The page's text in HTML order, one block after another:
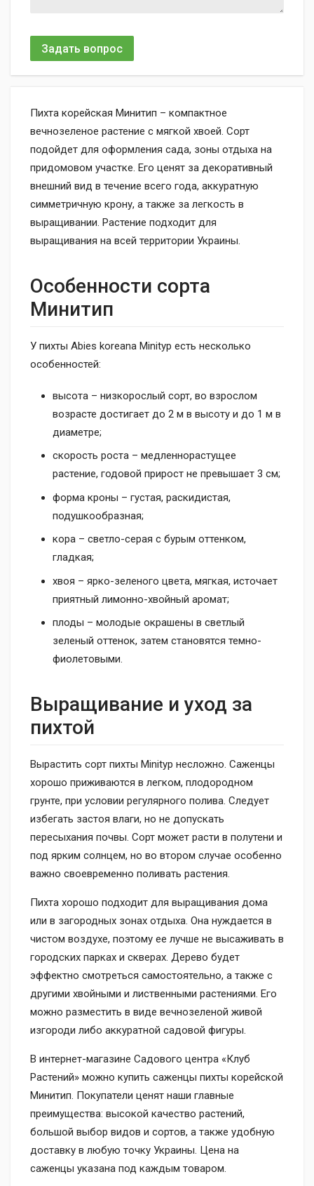
Задать вопрос
Пихта корейская Минитип – компактное
вечнозеленое растение с мягкой хвоей. Сорт
подойдет для оформления сада, зоны отдыха на
придомовом участке. Его ценят за декоративный
внешний вид в течение всего года, аккуратную
симметричную крону, а также за легкость в
выращивании. Растение подходит для
выращивания на всей территории Украины.
Особенности сорта
Минитип
У пихты Abies koreana Minityp есть несколько
особенностей:
высота – низкорослый сорт, во взрослом
возрасте достигает до 2 м в высоту и до 1 м в
диаметре;
скорость роста – медленнорастущее
растение, годовой прирост не превышает 3 см;
форма кроны – густая, раскидистая,
подушкообразная;
кора – светло-серая с бурым оттенком,
гладкая;
хвоя – ярко-зеленого цвета, мягкая, источает
приятный лимонно-хвойный аромат;
плоды – молодые окрашены в светлый
зеленый оттенок, затем становятся темно-
фиолетовыми.
Выращивание и уход за
пихтой
Вырастить сорт пихты Minityp несложно. Саженцы
хорошо приживаются в легком, плодородном
грунте, при условии регулярного полива. Следует
избегать застоя влаги, но не допускать
пересыхания почвы. Сорт может расти в полутени и
под ярким солнцем, но во втором случае особенно
важно своевременно поливать растения.
Пихта хорошо подходит для выращивания дома
или в загородных зонах отдыха. Она нуждается в
чистом воздухе, поэтому ее лучше не высаживать в
городских парках и скверах. Дерево будет
эффектно смотреться самостоятельно, а также с
другими хвойными и лиственными растениями. Его
можно разместить в виде вечнозеленой живой
изгороди либо аккуратной садовой фигуры.
В интернет-магазине Садового центра «Клуб
Растений» можно купить саженцы пихты корейской
Минитип. Покупатели ценят наши главные
преимущества: высокой качество растений,
большой выбор видов и сортов, а также удобную
доставку в любую точку Украины. Цена на
саженцы указана под каждым товаром.